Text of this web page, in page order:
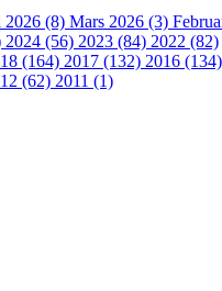
(8) Mars 2026 (3)
2024 (56) 2023 (84) 2022 (82)
(164) 2017 (132) 2016 (134)
(62) 2011 (1)